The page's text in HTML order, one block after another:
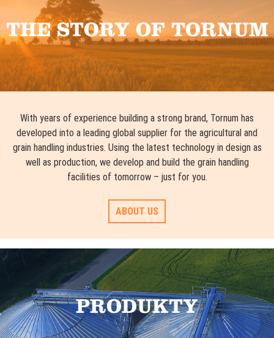
THE STORY OF TORNUM
With years of experience building a strong brand, Tornum has
developed into a leading global supplier for the agricultural and
grain handling industries. Using the latest technology in design as
well as production, we develop and build the grain handling
facilities of tomorrow – just for you.
ABOUT US
PRODUKTY